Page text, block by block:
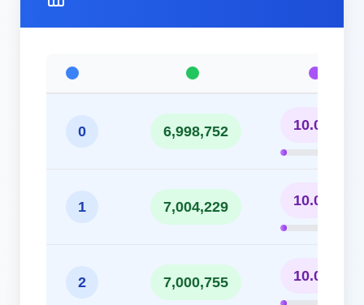
0 6,998,752 10.00%
1 7,004,229 10.01%
2 7,000,755 10.00%